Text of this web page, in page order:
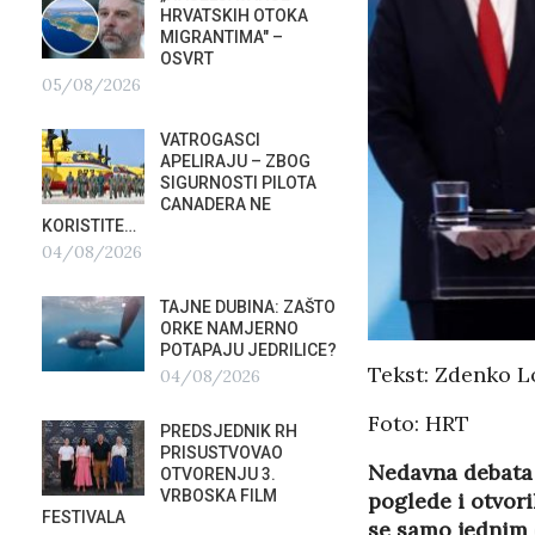
Tekst: Zdenko
Foto: HRT
Nedavna
poglede i
HRVATSKIH OTOKA
MIGRANTIMA″ –
OSVRT
05/08/2026
VATROGASCI
APELIRAJU – ZBOG
SIGURNOSTI PILOTA
CANADERA NE
KORISTITE…
04/08/2026
TAJNE DUBINA: ZAŠTO
ORKE NAMJERNO
POTAPAJU JEDRILICE?
04/08/2026
PREDSJEDNIK RH
PRISUSTVOVAO
OTVORENJU 3.
VRBOSKA FILM
FESTIVALA
02/
PLURALIZMA –…
01/08/2026
POD
01/
31/